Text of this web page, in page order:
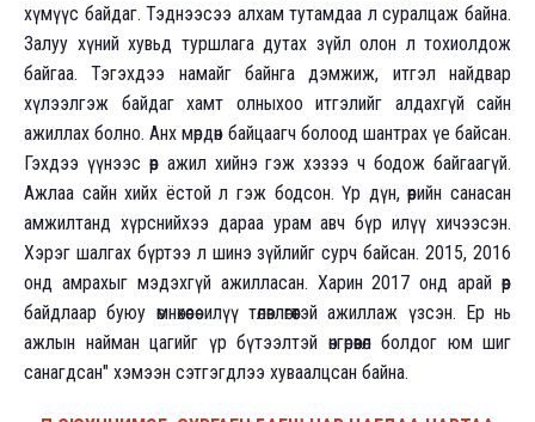
хүмүүс байдаг. Тэднээсээ алхам тутамдаа л суралцаж байна.
Залуу хүний хувьд туршлага дутах зүйл олон л тохиолдож
байгаа. Тэгэхдээ намайг байнга дэмжиж, итгэл найдвар
хүлээлгэж байдаг хамт олныхоо итгэлийг алдахгүй сайн
ажиллах болно. Анх мөрдөн байцаагч болоод шантрах үе байсан.
Гэхдээ үүнээс өөр ажил хийнэ гэж хэзээ ч бодож байгаагүй.
Ажлаа сайн хийх ёстой л гэж бодсон. Үр дүн, өөрийн санасан
амжилтанд хүрснийхээ дараа урам авч бүр илүү хичээсэн.
Хэрэг шалгах бүртээ л шинэ зүйлийг сурч байсан. 2015, 2016
онд амрахыг мэдэхгүй ажилласан. Харин 2017 онд арай өөр
байдлаар буюу өмнөхөөсөө илүү төлөвлөгөөтэй ажиллаж үзсэн. Ер нь
ажлын найман цагийг үр бүтээлтэй өнгөрөөвөл болдог юм шиг
санагдсан" хэмээн сэтгэгдлээ хуваалцсан байна.